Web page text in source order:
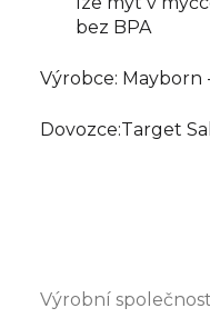
bez BPA
Výrobce: Mayborn
Dovozce:Target
Výrobní společnost